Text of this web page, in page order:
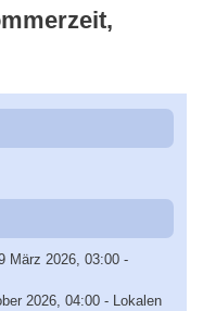
März 2026, 03:00 -
2026, 04:00 - Lokalen